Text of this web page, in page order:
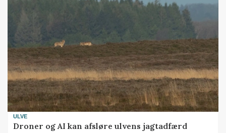
ULVE
Droner og AI kan afsløre ulvens jagtadfærd